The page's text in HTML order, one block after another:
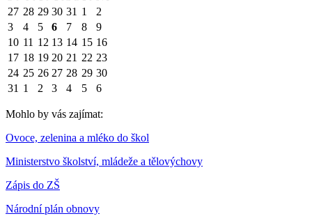
27 28 29 30 31 1
2
3
4 5 6 7 8
9
10 11 12 13 14 15 16
17 18 19 20 21 22 23
24 25 26 27 28 29 30
31 1 2 3 4 5 6
Mohlo by vás zajímat:
Ovoce, zelenina a mléko do škol
Ministerstvo školství, mládeže a tělovýchovy
Zápis do ZŠ
Národní plán obnovy